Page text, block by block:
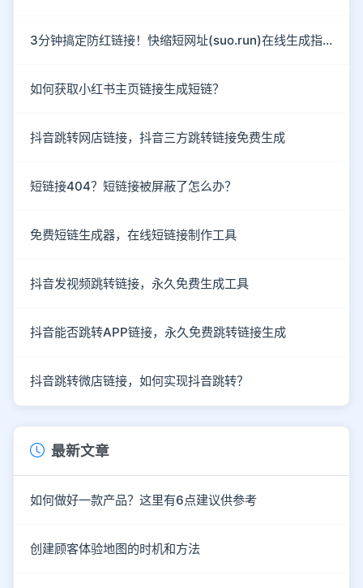
3分钟搞定防红链接！快缩短网址(suo.run)在线生成指南
如何获取小红书主页链接生成短链？
抖音跳转网店链接，抖音三方跳转链接免费生成
短链接404？短链接被屏蔽了怎么办？
免费短链生成器，在线短链接制作工具
抖音发视频跳转链接，永久免费生成工具
抖音能否跳转APP链接，永久免费跳转链接生成
抖音跳转微店链接，如何实现抖音跳转？
最新文章
如何做好一款产品？这里有6点建议供参考
创建顾客体验地图的时机和方法